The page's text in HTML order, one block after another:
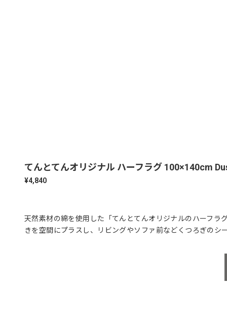
てんとてんオリジナル ハーフラグ 100×140cm
¥4,840
天然素材の綿を使用した「てんとてんオリジナルのハーフ
きを空間にプラスし、リビングやソファ前などくつろぎのシ